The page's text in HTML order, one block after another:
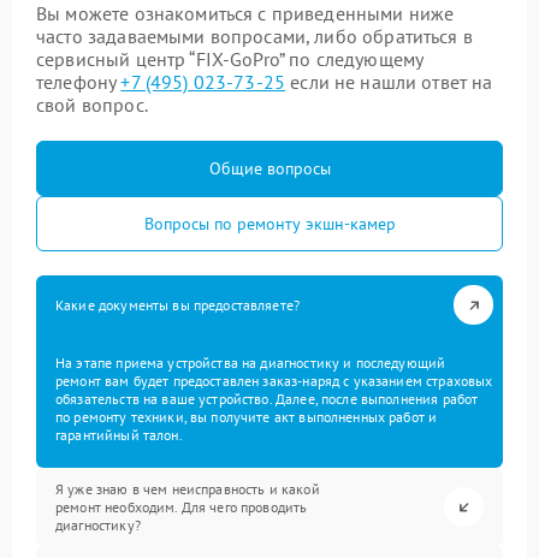
Вы можете ознакомиться с приведенными ниже
часто задаваемыми вопросами, либо обратиться в
сервисный центр “FIX-GoPro” по следующему
телефону+7 (495) 023-73-25 если не нашли ответ на
свой вопрос.
Общие вопросы
Вопросы по ремонту экшн-камер
Какие документы вы предоставляете?
На этапе приема устройства на диагностику и последующий
ремонт вам будет предоставлен заказ-наряд с указанием страховых
обязательств на ваше устройство. Далее, после выполнения работ
по ремонту техники, вы получите акт выполненных работ и
гарантийный талон.
Я уже знаю в чем неисправность и какой
ремонт необходим. Для чего проводить
диагностику?